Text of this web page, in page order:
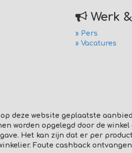
Werk
» Pers
» Vacatures
deze website geplaatste
worden opgelegd door de
Het kan zijn dat er per
Foute cashback